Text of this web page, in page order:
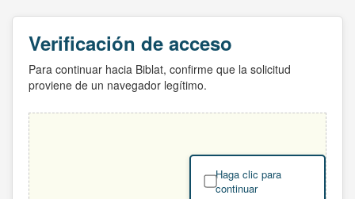
Verificación de acceso
Para continuar hacia Biblat, confirme que la solicitud
proviene de un navegador legítimo.
Haga clic para
continuar